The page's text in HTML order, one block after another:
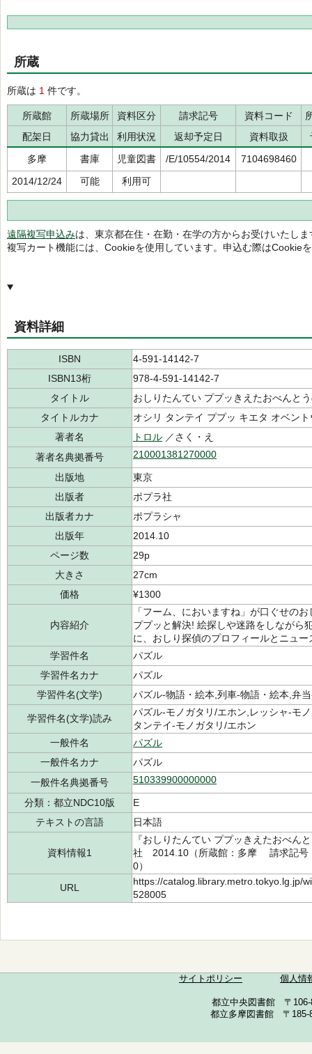
所蔵
所蔵は 1 件です。
所蔵館 所蔵場所 資料区分 請求記号 資料コード
配架日
協力貸出 利用状況 返却予定日 資料取扱
多摩
書庫 児童図書 /E/10554/2014
7104698460
2014/12/24
可能 利用可
遠隔複写申込みは、東京都在住・在勤・在学の方からお受けいたしま
複写カート機能には、Cookieを使用しています。申込む際はCookie
資料詳細
ISBN
4-591-14142-7
ISBN13桁
978-4-591-14142-7
タイトル
おしりたんてい ププッきえたおべんと
タイトルカナ
オシリ タンテイ ププッ キエタ オベン
著者名
トロル ／さく・え
著者名典拠番号
210001381270000
出版地
東京
出版者
ポプラ社
出版者カナ
ポプラシャ
出版年
2014.10
ページ数
29p
大きさ
27cm
価格
¥1300
内容紹介
「フーム、においますね」が口ぐせの
ププッと解決! 絵探しや迷路をしながら
に、おしり探偵のプロフィールとニュー
学習件名
パズル
学習件名カナ
パズル
学習件名(文学)
パズル-物語・絵本,列車-物語・絵本,弁
学習件名(文学)読み
パズル-モノガタリ/エホン,レッシャ-モ
タンテイ-モノガタリ/エホン
一般件名
パズル
一般件名カナ
パズル
一般件名典拠番号
510339900000000
分類：都立NDC10版
E
テキストの言語
日本語
資料情報1
『おしりたんてい ププッきえたおべ
社 2014.10（所蔵館：多摩 請求記号
0）
URL
https://catalog.library.metro.tokyo.lg.jp/
528005
サイトポリシー 個人情
都立中央図書館 〒
都立多摩図書館 〒185-